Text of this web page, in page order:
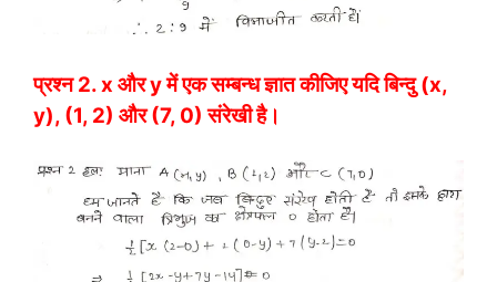
प्रश्न 2.x और y में एक सम्बन्ध ज्ञात कीजिए यदि बिन्दु (x,
y), (1, 2) और (7, 0) संरेखी है।